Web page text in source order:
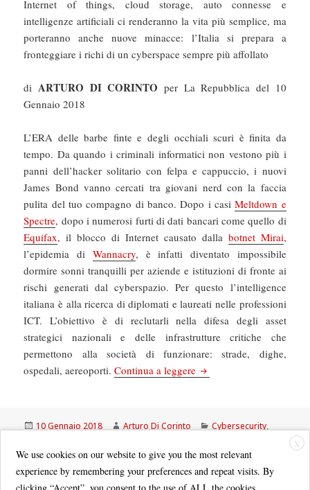
Internet of things, cloud storage, auto connesse e
intelligenze artificiali ci renderanno la vita più semplice, ma
porteranno anche nuove minacce: l’Italia si prepara a
fronteggiare i richi di un cyberspace sempre più affollato
diARTURO DI CORINTO per La Repubblica del 10
Gennaio 2018
L’ERA delle barbe finte e degli occhiali scuri è finita da
tempo. Da quando i criminali informatici non vestono più i
panni dell’hacker solitario con felpa e cappuccio, i nuovi
James Bond vanno cercati tra giovani nerd con la faccia
pulita del tuo compagno di banco. Dopo i casiMeltdown e
Spectre, dopo i numerosi furti di dati bancari come quello di
Equifax, il blocco di Internet causato dalla botnet Mirai,
l’epidemia di Wannacry, è infatti diventato impossibile
dormire sonni tranquilli per aziende e istituzioni di fronte ai
rischi generati dal cyberspazio. Per questo l’intelligence
italiana è alla ricerca di diplomati e laureati nelle professioni
ICT. L’obiettivo è di reclutarli nella difesa degli asset
strategici nazionali e delle infrastrutture critiche che
permettono alla società di funzionare: strade, dighe,
ospedali, aereoporti.Continua a leggere La Repubblica:
Scritto
10 Gennaio 2018 Autore
Arturo Di Corinto Categorie
Cybersecurity,
X
We use cookies on our website to give you the most relevant
experience by remembering your preferences and repeat visits. By